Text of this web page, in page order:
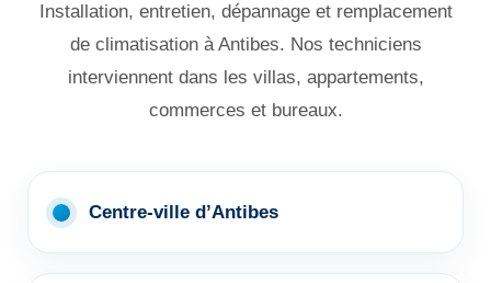
Installation, entretien, dépannage et remplacement
de climatisation à Antibes. Nos techniciens
interviennent dans les villas, appartements,
commerces et bureaux.
Centre-ville d’Antibes